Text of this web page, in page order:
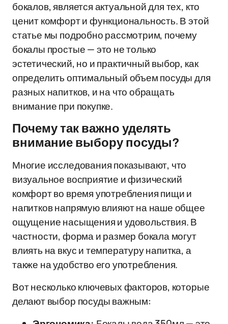
бокалов, является актуальной для тех, кто
ценит комфорт и функциональность. В этой
статье мы подробно рассмотрим, почему
бокалы простые — это не только
эстетический, но и практичный выбор, как
определить оптимальный объем посуды для
разных напитков, и на что обращать
внимание при покупке.
Почему так важно уделять
внимание выбору посуды?
Многие исследования показывают, что
визуальное восприятие и физический
комфорт во время употребления пищи и
напитков напрямую влияют на наше общее
ощущение насыщения и удовольствия. В
частности, форма и размер бокала могут
влиять на вкус и температуру напитка, а
также на удобство его употребления.
Вот несколько ключевых факторов, которые
делают выбор посуды важным: